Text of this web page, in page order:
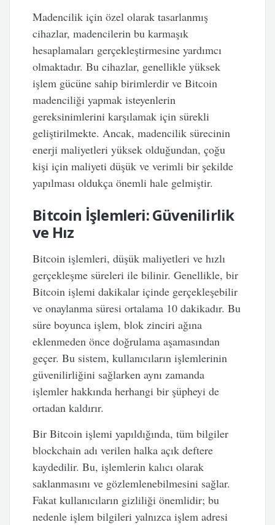
Madencilik için özel olarak tasarlanmış
cihazlar, madencilerin bu karmaşık
hesaplamaları gerçekleştirmesine yardımcı
olmaktadır. Bu cihazlar, genellikle yüksek
işlem gücüne sahip birimlerdir ve Bitcoin
madenciliği yapmak isteyenlerin
gereksinimlerini karşılamak için sürekli
geliştirilmekte. Ancak, madencilik sürecinin
enerji maliyetleri yüksek olduğundan, çoğu
kişi için maliyeti düşük ve verimli bir şekilde
yapılması oldukça önemli hale gelmiştir.
Bitcoin İşlemleri: Güvenilirlik
ve Hız
Bitcoin işlemleri, düşük maliyetleri ve hızlı
gerçekleşme süreleri ile bilinir. Genellikle, bir
Bitcoin işlemi dakikalar içinde gerçekleşebilir
ve onaylanma süresi ortalama 10 dakikadır. Bu
süre boyunca işlem, blok zinciri ağına
eklenmeden önce doğrulama aşamasından
geçer. Bu sistem, kullanıcıların işlemlerinin
güvenilirliğini sağlarken aynı zamanda
işlemler hakkında herhangi bir şüpheyi de
ortadan kaldırır.
Bir Bitcoin işlemi yapıldığında, tüm bilgiler
blockchain adı verilen halka açık deftere
kaydedilir. Bu, işlemlerin kalıcı olarak
saklanmasını ve gözlemlenebilmesini sağlar.
Fakat kullanıcıların gizliliği önemlidir; bu
nedenle işlem bilgileri yalnızca işlem adresi